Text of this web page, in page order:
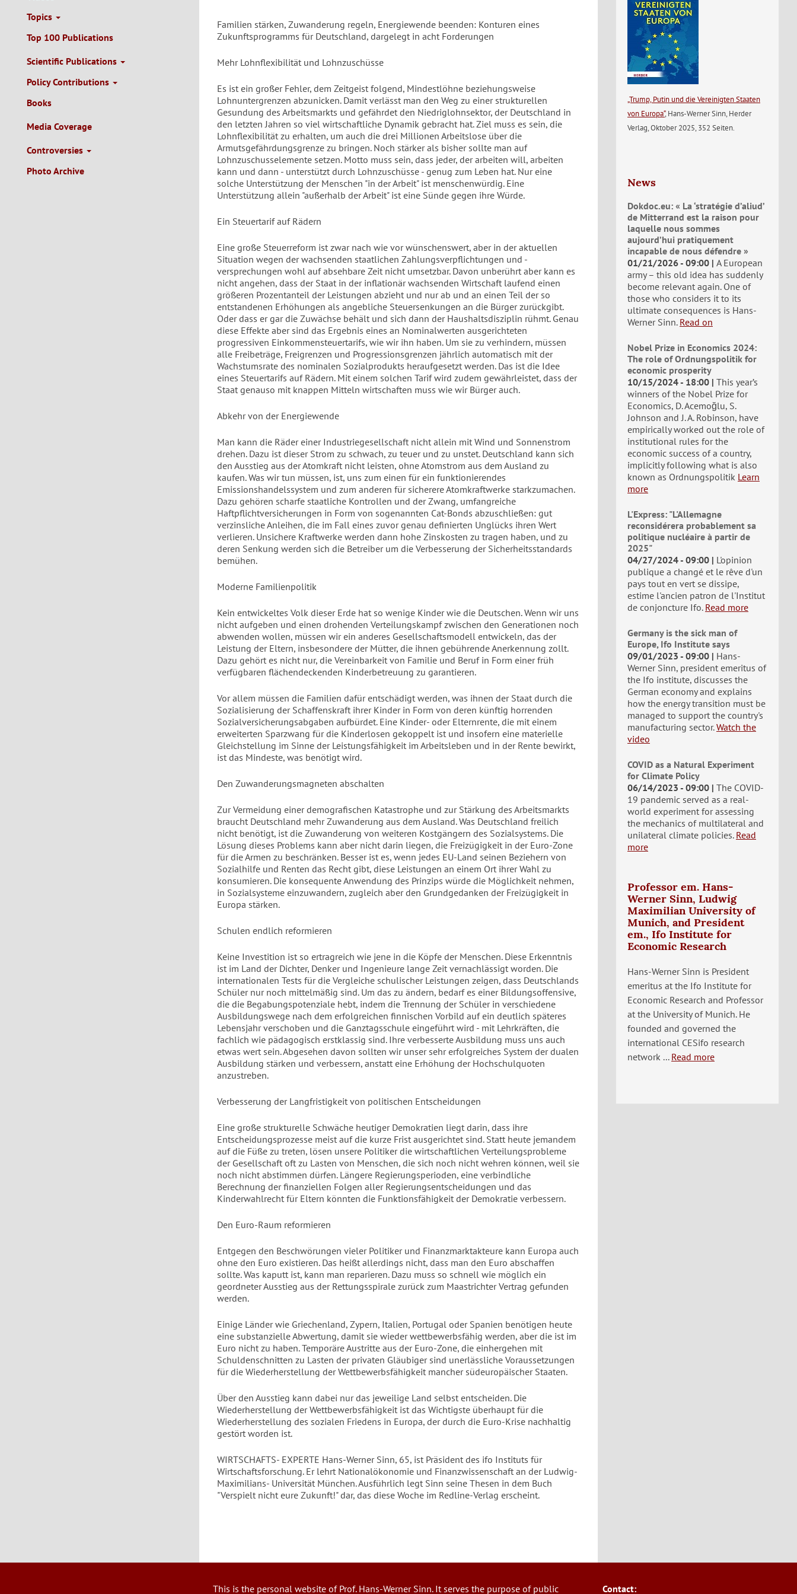
Topics
Top 100 Publications
Scientific Publications
Policy Contributions
Books
Media Coverage
Controversies
Photo Archive
Familien stärken, Zuwanderung regeln, Energiewende beenden: Konturen eines
Zukunftsprogramms für Deutschland, dargelegt in acht Forderungen
Mehr Lohnflexibilität und Lohnzuschüsse
Es ist ein großer Fehler, dem Zeitgeist folgend, Mindestlöhne beziehungsweise
Lohnuntergrenzen abzunicken. Damit verlässt man den Weg zu einer strukturellen
Gesundung des Arbeitsmarkts und gefährdet den Niedriglohnsektor, der Deutschland in
den letzten Jahren so viel wirtschaftliche Dynamik gebracht hat. Ziel muss es sein, die
Lohnflexibilität zu erhalten, um auch die drei Millionen Arbeitslose über die
Armutsgefährdungsgrenze zu bringen. Noch stärker als bisher sollte man auf
Lohnzuschusselemente setzen. Motto muss sein, dass jeder, der arbeiten will, arbeiten
kann und dann - unterstützt durch Lohnzuschüsse - genug zum Leben hat. Nur eine
solche Unterstützung der Menschen "in der Arbeit" ist menschenwürdig. Eine
Unterstützung allein "außerhalb der Arbeit" ist eine Sünde gegen ihre Würde.
Ein Steuertarif auf Rädern
Eine große Steuerreform ist zwar nach wie vor wünschenswert, aber in der aktuellen
Situation wegen der wachsenden staatlichen Zahlungsverpflichtungen und -
versprechungen wohl auf absehbare Zeit nicht umsetzbar. Davon unberührt aber kann es
nicht angehen, dass der Staat in der inflationär wachsenden Wirtschaft laufend einen
größeren Prozentanteil der Leistungen abzieht und nur ab und an einen Teil der so
entstandenen Erhöhungen als angebliche Steuersenkungen an die Bürger zurückgibt.
Oder dass er gar die Zuwächse behält und sich dann der Haushaltsdisziplin rühmt. Genau
diese Effekte aber sind das Ergebnis eines an Nominalwerten ausgerichteten
progressiven Einkommensteuertarifs, wie wir ihn haben. Um sie zu verhindern, müssen
alle Freibeträge, Freigrenzen und Progressionsgrenzen jährlich automatisch mit der
Wachstumsrate des nominalen Sozialprodukts heraufgesetzt werden. Das ist die Idee
eines Steuertarifs auf Rädern. Mit einem solchen Tarif wird zudem gewährleistet, dass der
Staat genauso mit knappen Mitteln wirtschaften muss wie wir Bürger auch.
Abkehr von der Energiewende
Man kann die Räder einer Industriegesellschaft nicht allein mit Wind und Sonnenstrom
drehen. Dazu ist dieser Strom zu schwach, zu teuer und zu unstet. Deutschland kann sich
den Ausstieg aus der Atomkraft nicht leisten, ohne Atomstrom aus dem Ausland zu
kaufen. Was wir tun müssen, ist, uns zum einen für ein funktionierendes
Emissionshandelssystem und zum anderen für sicherere Atomkraftwerke starkzumachen.
Dazu gehören scharfe staatliche Kontrollen und der Zwang, umfangreiche
Haftpflichtversicherungen in Form von sogenannten Cat-Bonds abzuschließen: gut
verzinsliche Anleihen, die im Fall eines zuvor genau definierten Unglücks ihren Wert
verlieren. Unsichere Kraftwerke werden dann hohe Zinskosten zu tragen haben, und zu
deren Senkung werden sich die Betreiber um die Verbesserung der Sicherheitsstandards
bemühen.
Moderne Familienpolitik
Kein entwickeltes Volk dieser Erde hat so wenige Kinder wie die Deutschen. Wenn wir uns
nicht aufgeben und einen drohenden Verteilungskampf zwischen den Generationen noch
abwenden wollen, müssen wir ein anderes Gesellschaftsmodell entwickeln, das der
Leistung der Eltern, insbesondere der Mütter, die ihnen gebührende Anerkennung zollt.
Dazu gehört es nicht nur, die Vereinbarkeit von Familie und Beruf in Form einer früh
verfügbaren flächendeckenden Kinderbetreuung zu garantieren.
Vor allem müssen die Familien dafür entschädigt werden, was ihnen der Staat durch die
Sozialisierung der Schaffenskraft ihrer Kinder in Form von deren künftig horrenden
Sozialversicherungsabgaben aufbürdet. Eine Kinder- oder Elternrente, die mit einem
erweiterten Sparzwang für die Kinderlosen gekoppelt ist und insofern eine materielle
Gleichstellung im Sinne der Leistungsfähigkeit im Arbeitsleben und in der Rente bewirkt,
ist das Mindeste, was benötigt wird.
Den Zuwanderungsmagneten abschalten
Zur Vermeidung einer demografischen Katastrophe und zur Stärkung des Arbeitsmarkts
braucht Deutschland mehr Zuwanderung aus dem Ausland. Was Deutschland freilich
nicht benötigt, ist die Zuwanderung von weiteren Kostgängern des Sozialsystems. Die
Lösung dieses Problems kann aber nicht darin liegen, die Freizügigkeit in der Euro-Zone
für die Armen zu beschränken. Besser ist es, wenn jedes EU-Land seinen Beziehern von
Sozialhilfe und Renten das Recht gibt, diese Leistungen an einem Ort ihrer Wahl zu
konsumieren. Die konsequente Anwendung des Prinzips würde die Möglichkeit nehmen,
in Sozialsysteme einzuwandern, zugleich aber den Grundgedanken der Freizügigkeit in
Europa stärken.
Schulen endlich reformieren
Keine Investition ist so ertragreich wie jene in die Köpfe der Menschen. Diese Erkenntnis
ist im Land der Dichter, Denker und Ingenieure lange Zeit vernachlässigt worden. Die
internationalen Tests für die Vergleiche schulischer Leistungen zeigen, dass Deutschlands
Schüler nur noch mittelmäßig sind. Um das zu ändern, bedarf es einer Bildungsoffensive,
die die Begabungspotenziale hebt, indem die Trennung der Schüler in verschiedene
Ausbildungswege nach dem erfolgreichen finnischen Vorbild auf ein deutlich späteres
Lebensjahr verschoben und die Ganztagsschule eingeführt wird - mit Lehrkräften, die
fachlich wie pädagogisch erstklassig sind. Ihre verbesserte Ausbildung muss uns auch
etwas wert sein. Abgesehen davon sollten wir unser sehr erfolgreiches System der dualen
Ausbildung stärken und verbessern, anstatt eine Erhöhung der Hochschulquoten
anzustreben.
Verbesserung der Langfristigkeit von politischen Entscheidungen
Eine große strukturelle Schwäche heutiger Demokratien liegt darin, dass ihre
Entscheidungsprozesse meist auf die kurze Frist ausgerichtet sind. Statt heute jemandem
auf die Füße zu treten, lösen unsere Politiker die wirtschaftlichen Verteilungsprobleme
der Gesellschaft oft zu Lasten von Menschen, die sich noch nicht wehren können, weil sie
noch nicht abstimmen dürfen. Längere Regierungsperioden, eine verbindliche
Berechnung der finanziellen Folgen aller Regierungsentscheidungen und das
Kinderwahlrecht für Eltern könnten die Funktionsfähigkeit der Demokratie verbessern.
Den Euro-Raum reformieren
Entgegen den Beschwörungen vieler Politiker und Finanzmarktakteure kann Europa auch
ohne den Euro existieren. Das heißt allerdings nicht, dass man den Euro abschaffen
sollte. Was kaputt ist, kann man reparieren. Dazu muss so schnell wie möglich ein
geordneter Ausstieg aus der Rettungsspirale zurück zum Maastrichter Vertrag gefunden
werden.
Einige Länder wie Griechenland, Zypern, Italien, Portugal oder Spanien benötigen heute
eine substanzielle Abwertung, damit sie wieder wettbewerbsfähig werden, aber die ist im
Euro nicht zu haben. Temporäre Austritte aus der Euro-Zone, die einhergehen mit
Schuldenschnitten zu Lasten der privaten Gläubiger sind unerlässliche Voraussetzungen
für die Wiederherstellung der Wettbewerbsfähigkeit mancher südeuropäischer Staaten.
Über den Ausstieg kann dabei nur das jeweilige Land selbst entscheiden. Die
Wiederherstellung der Wettbewerbsfähigkeit ist das Wichtigste überhaupt für die
Wiederherstellung des sozialen Friedens in Europa, der durch die Euro-Krise nachhaltig
gestört worden ist.
WIRTSCHAFTS- EXPERTE Hans-Werner Sinn, 65, ist Präsident des ifo Instituts für
Wirtschaftsforschung. Er lehrt Nationalökonomie und Finanzwissenschaft an der Ludwig-
Maximilians- Universität München. Ausführlich legt Sinn seine Thesen in dem Buch
"Verspielt nicht eure Zukunft!" dar, das diese Woche im Redline-Verlag erscheint.
„Trump, Putin und die Vereinigten Staaten
von Europa“, Hans-Werner Sinn, Herder
Verlag, Oktober 2025, 352 Seiten.
News
Dokdoc.eu: « La ‘stratégie d’aliud’
de Mitterrand est la raison pour
laquelle nous sommes
aujourd’hui pratiquement
incapable de nous défendre »
01/21/2026 - 09:00 A European
army – this old idea has suddenly
become relevant again. One of
those who considers it to its
ultimate consequences is Hans-
Werner Sinn. Read on
Nobel Prize in Economics 2024:
The role of Ordnungspolitik for
economic prosperity
10/15/2024 - 18:00 This year’s
winners of the Nobel Prize for
Economics, D. Acemoğlu, S.
Johnson and J. A. Robinson, have
empirically worked out the role of
institutional rules for the
economic success of a country,
implicitly following what is also
known as Ordnungspolitik Learn
more
L'Express: "L'Allemagne
reconsidérera probablement sa
politique nucléaire à partir de
2025"
04/27/2024 - 09:00
L'opinion
publique a changé et le rêve d'un
pays tout en vert se dissipe,
estime l'ancien patron de l'Institut
de conjoncture Ifo. Read more
Germany is the sick man of
Europe, Ifo Institute says
09/01/2023 - 09:00
Hans-
Werner Sinn, president emeritus of
the Ifo institute, discusses the
German economy and explains
how the energy transition must be
managed to support the country's
manufacturing sector. Watch the
video
COVID as a Natural Experiment
for Climate Policy
06/14/2023 - 09:00 The COVID-
19 pandemic served as a real-
world experiment for assessing
the mechanics of multilateral and
unilateral climate policies. Read
more
Professor em. Hans-
Werner Sinn, Ludwig
Maximilian University of
Munich, and President
em., Ifo Institute for
Economic Research
Hans-Werner Sinn is President
emeritus at the Ifo Institute for
Economic Research and Professor
at the University of Munich. He
founded and governed the
international CESifo research
network ... Read more
This is the personal website of Prof. Hans-Werner Sinn. It serves the purpose of public Contact: